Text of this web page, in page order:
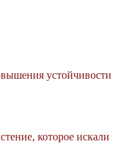
устойчивости
которое искали